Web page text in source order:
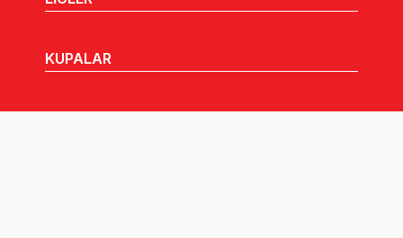
KUPALAR